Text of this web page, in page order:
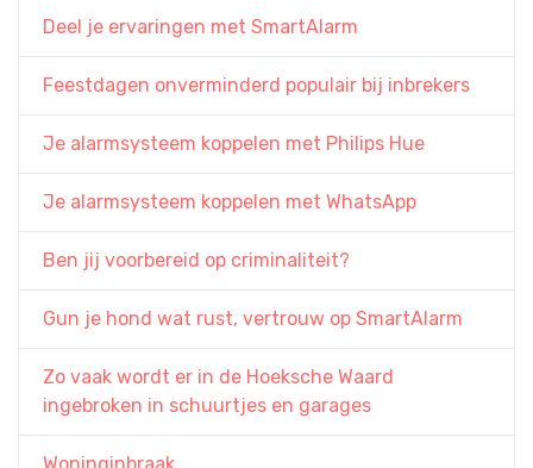
Deel je ervaringen met SmartAlarm
Feestdagen onverminderd populair bij inbrekers
Je alarmsysteem koppelen met Philips Hue
Je alarmsysteem koppelen met WhatsApp
Ben jij voorbereid op criminaliteit?
Gun je hond wat rust, vertrouw op SmartAlarm
Zo vaak wordt er in de Hoeksche Waard
ingebroken in schuurtjes en garages